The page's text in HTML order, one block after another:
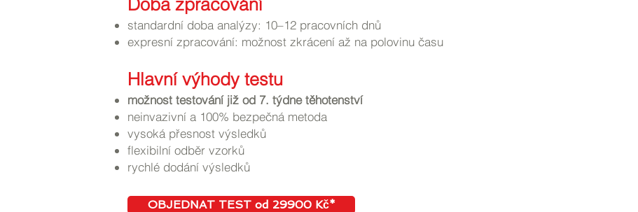
Doba zpracování
standardní doba analýzy: 10–12 pracovních dnů
expresní zpracování: možnost zkrácení až na polovinu času
Hlavní výhody testu
možnost testování již od 7. týdne těhotenství
neinvazivní a 100% bezpečná metoda
vysoká přesnost výsledků
flexibilní odběr vzorků
rychlé dodání výsledků
OBJEDNAT TEST od 29900 Kč*